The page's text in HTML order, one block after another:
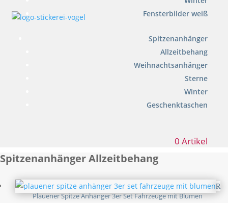
Fensterbilder weiß
Spitzenanhänger
Allzeitbehang
Weihnachtsanhänger
Sterne
Winter
Geschenktaschen
0 Artikel
Spitzenanhänger Allzeitbehang
Plauener Spitze Anhänger 3er Set Fahrzeuge mit Blumen